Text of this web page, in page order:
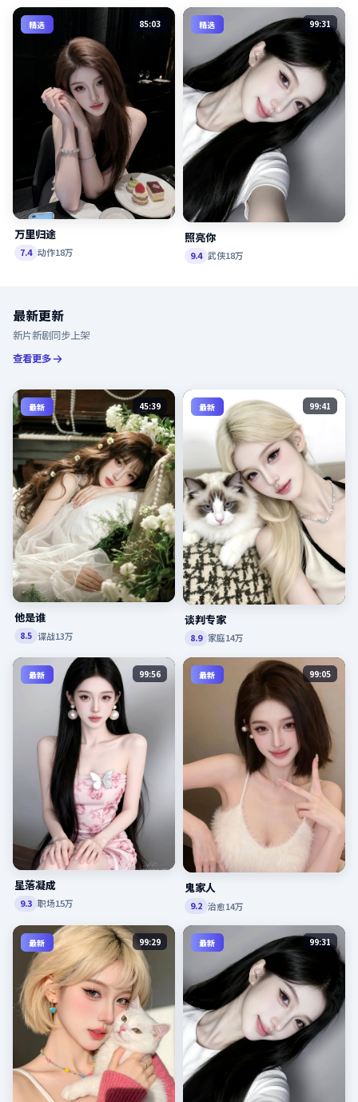
精选 85:03
万里归途
7.4 动作18万
精选 99:31
照亮你
9.4 武侠18万
最新更新
新片新剧同步上架
查看更多
最新 45:39
他是谁
8.5 谍战13万
最新 99:41
谈判专家
8.9 家庭14万
最新 99:56
星落凝成
9.3 职场15万
最新 99:05
鬼家人
9.2 治愈14万
最新 99:29 最新 99:31